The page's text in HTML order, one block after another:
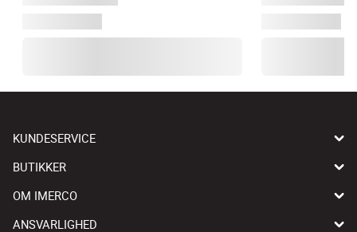
KUNDESERVICE
BUTIKKER
OM IMERCO
ANSVARLIGHED